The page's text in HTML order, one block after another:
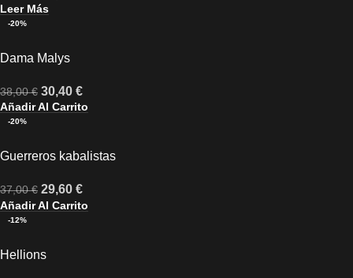
Leer Más
-20%
Dama Malys
38,00€ 30,40 €
Añadir Al Carrito
-20%
Guerreros kabalistas
37,00€ 29,60 €
Añadir Al Carrito
-12%
Hellions